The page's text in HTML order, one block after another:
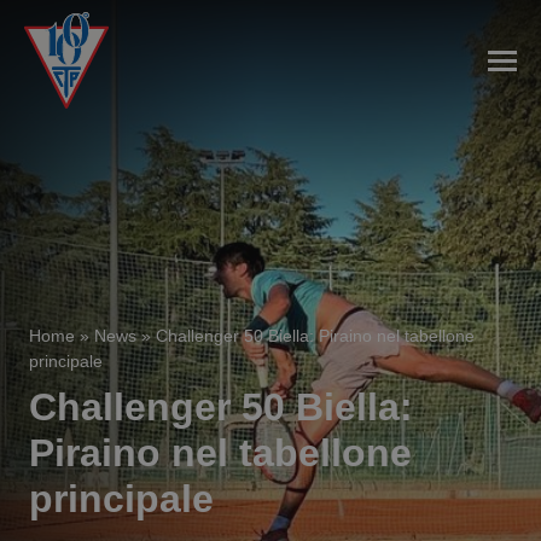
Home » News»Challenger 50 Biella: Piraino nel tabellone
principale
Challenger 50 Biella:
Piraino nel tabellone
principale